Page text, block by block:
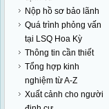
Nộp hồ sơ bảo lãnh
Quá trình phỏng vấn
tại LSQ Hoa Kỳ
Thông tin cần thiết
Tổng hợp kinh
nghiệm từ A-Z
Xuất cảnh cho người